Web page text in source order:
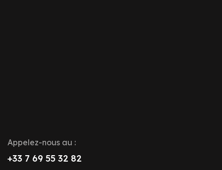
Appelez-nous au :
+33 7 69 55 32 82